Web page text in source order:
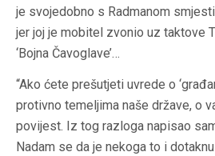
je svojedobno s Radmanom
jer joj je mobitel zvonio uz taktove
‘Bojna Čavoglave’…
“Ako ćete prešutjeti uvrede o
protivno temeljima naše države, o
povijest. Iz tog razloga napisao
Nadam se da je nekoga to i